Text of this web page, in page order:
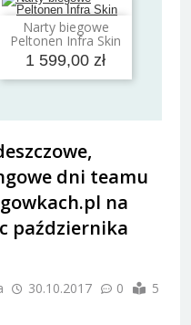
Narty biegowe
Peltonen Infra Skin
1 599,00 zł
Dodaj do koszyka
dni teamu
na
października
30.10.2017 0
5